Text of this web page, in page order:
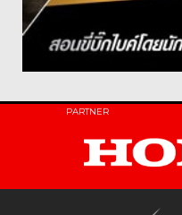
PARTNER